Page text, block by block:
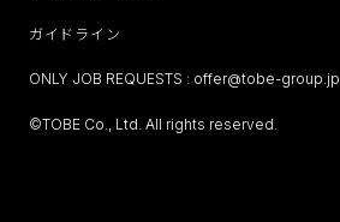
ガイドライン
ONLY JOB REQUESTS : offer@tobe-group.jp
©TOBE Co., Ltd. All rights reserved.